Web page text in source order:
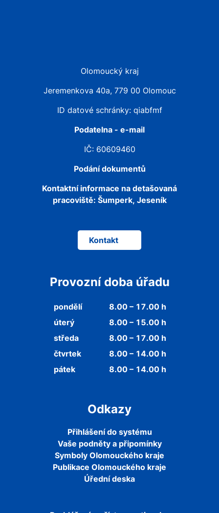
Olomoucký kraj
Jeremenkova 40a, 779 00 Olomouc
ID datové schránky: qiabfmf
Podatelna - e-mail
IČ: 60609460
Podání dokumentů
Kontaktní informace na detašovaná
pracoviště: Šumperk, Jeseník
Kontakt
Provozní doba úřadu
pondělí
8.00 – 17.00 h
úterý
8.00 – 15.00 h
středa
8.00 – 17.00 h
čtvrtek
8.00 – 14.00 h
pátek
8.00 – 14.00 h
Odkazy
Přihlášení do systému
Vaše podněty a připomínky
Symboly Olomouckého kraje
Publikace Olomouckého kraje
Úřední deska